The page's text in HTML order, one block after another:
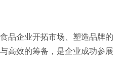
品企业开拓市场、塑造品牌的
高效的筹备，是企业成功参展